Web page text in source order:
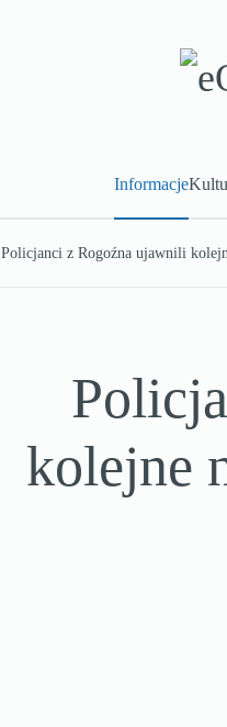
Informacje
Policjanci z Rogoźna ujawnili
kolejne